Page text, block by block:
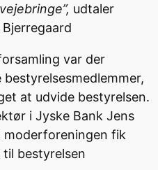
udtaler
var der
at udvide bestyrelsen.
i Jyske Bank Jens
fik
til bestyrelsen